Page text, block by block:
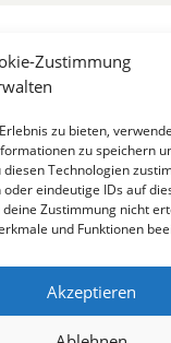
Zustimmung
zu bieten,
zu speichern
Technologien
eindeutige IDs auf
Zustimmung nicht
und Funktionen
Akzeptieren